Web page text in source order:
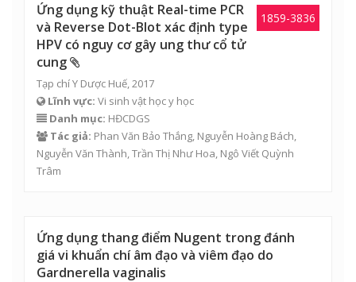
1859-3836
Ứng dụng kỹ thuật Real-time PCR
và Reverse Dot-Blot xác định type
HPV có nguy cơ gây ung thư cổ tử
cung
Tạp chí Y Dược Huế, 2017
Lĩnh vực: Vi sinh vật học y học
Danh mục: HĐCDGS
Tác giả: Phan Văn Bảo Thắng, Nguyễn Hoàng Bách,
Nguyễn Văn Thành,Trần Thị Như Hoa, Ngô Viết Quỳnh
Trâm
Ứng dụng thang điểm Nugent trong đánh
giá vi khuẩn chí âm đạo và viêm đạo do
Gardnerella vaginalis